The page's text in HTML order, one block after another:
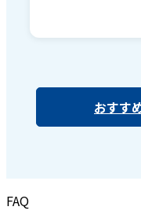
おすす
FAQ